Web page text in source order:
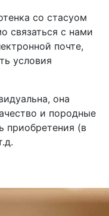
со стасуом
связаться с нами
почте,
условия
она
и породные
приобретения (в